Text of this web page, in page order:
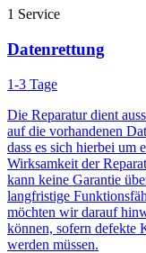
1 Service
Datenrettung
1-3 Tage
Die Reparatur dient
auf die vorhandenen
dass es sich hierbei um
Wirksamkeit der
kann keine Garantie
langfristige
möchten wir darauf
können, sofern defekte
werden müssen.